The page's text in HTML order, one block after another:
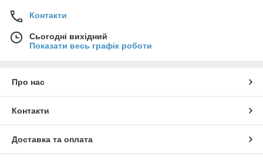
Контакти
Сьогодні вихідний
Показати весь графік роботи
Про нас
Контакти
Доставка та оплата